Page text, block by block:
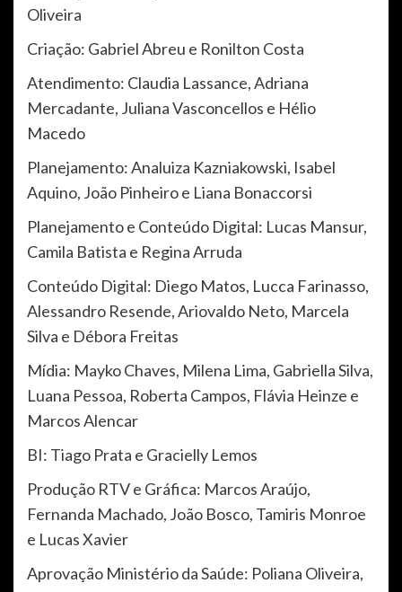
Oliveira
Criação: Gabriel Abreu e Ronilton Costa
Atendimento: Claudia Lassance, Adriana
Mercadante, Juliana Vasconcellos e Hélio
Macedo
Planejamento: Analuiza Kazniakowski, Isabel
Aquino, João Pinheiro e Liana Bonaccorsi
Planejamento e Conteúdo Digital: Lucas Mansur,
Camila Batista e Regina Arruda
Conteúdo Digital: Diego Matos, Lucca Farinasso,
Alessandro Resende, Ariovaldo Neto, Marcela
Silva e Débora Freitas
Mídia: Mayko Chaves, Milena Lima, Gabriella Silva,
Luana Pessoa, Roberta Campos, Flávia Heinze e
Marcos Alencar
BI: Tiago Prata e Gracielly Lemos
Produção RTV e Gráfica: Marcos Araújo,
Fernanda Machado, João Bosco, Tamiris Monroe
e Lucas Xavier
Aprovação Ministério da Saúde: Poliana Oliveira,